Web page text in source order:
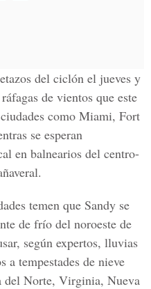
del ciclón el jueves y
de vientos que este
como Miami, Fort
se esperan
en balnearios del centro-
temen que Sandy se
de frío del noroeste de
según expertos, lluvias
a tempestades de nieve
del Norte, Virginia, Nueva